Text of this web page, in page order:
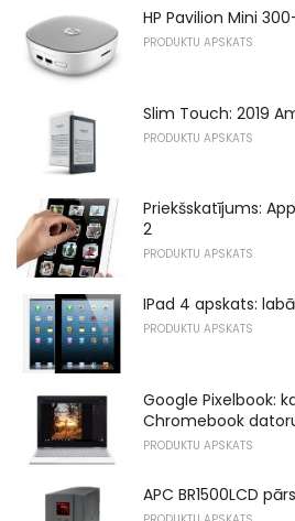
HP Pavilion Mini
PRODUKTU APSKATS
Slim Touch: 2019
PRODUKTU APSKATS
Priekšskatījums:
2
PRODUKTU APSKATS
IPad 4 apskats:
PRODUKTU APSKATS
Google Pixelbook:
Chromebook
PRODUKTU APSKATS
APC BR1500LCD